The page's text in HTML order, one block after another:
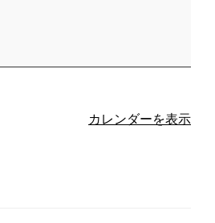
カレンダーを表示